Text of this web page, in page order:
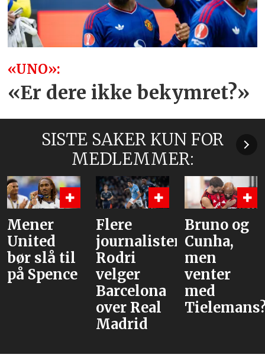
«UNO»:
«Er dere ikke bekymret?»
SISTE SAKER KUN FOR
MEDLEMMER:
Mener
United
bør slå til
på Spence
Flere
journalister:
Rodri
velger
Barcelona
over Real
Madrid
Bruno og
Cunha,
men
venter
med